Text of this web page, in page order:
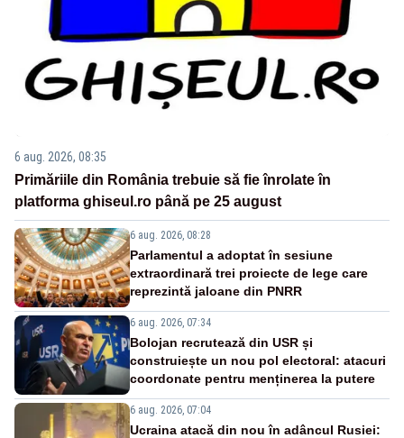
6 aug. 2026, 08:35
Primăriile din România trebuie să fie înrolate în
platforma ghiseul.ro până pe 25 august
6 aug. 2026, 08:28
Parlamentul a adoptat în sesiune
extraordinară trei proiecte de lege care
reprezintă jaloane din PNRR
6 aug. 2026, 07:34
Bolojan recrutează din USR și
construiește un nou pol electoral: atacuri
coordonate pentru menținerea la putere
6 aug. 2026, 07:04
Ucraina atacă din nou în adâncul Rusiei: